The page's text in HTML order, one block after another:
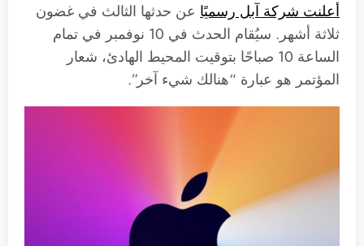
أعلنت شركة آبل رسميًا عن حدثها الثالث في غضون
ثلاثة أشهر. سيُقام الحدث في 10 نوفمبر في تمام
الساعة 10 صباحًا بتوقيت المحيط الهادئ، شعار
المؤتمر هو عبارة “هنالك شيء آخر”.